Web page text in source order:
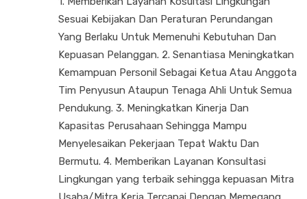
Sesuai Kebijakan Dan Peraturan Perundangan
Yang Berlaku Untuk Memenuhi Kebutuhan Dan
Kepuasan Pelanggan. 2. Senantiasa Meningkatkan
Kemampuan Personil Sebagai Ketua Atau Anggota
Tim Penyusun Ataupun Tenaga Ahli Untuk Semua
Pendukung. 3. Meningkatkan Kinerja Dan
Kapasitas Perusahaan Sehingga Mampu
Menyelesaikan Pekerjaan Tepat Waktu Dan
Bermutu. 4. Memberikan Layanan Konsultasi
Lingkungan yang terbaik sehingga kepuasan Mitra